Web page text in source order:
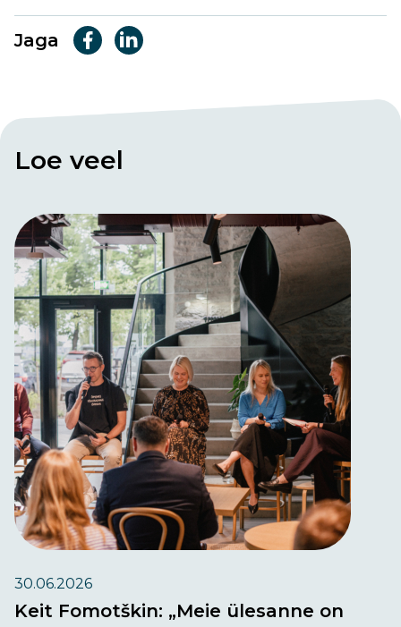
Jaga
Loe veel
30.06.2026
Keit Fomotškin: „Meie ülesanne on